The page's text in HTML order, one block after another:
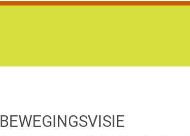
BEWEGINGSVISIE